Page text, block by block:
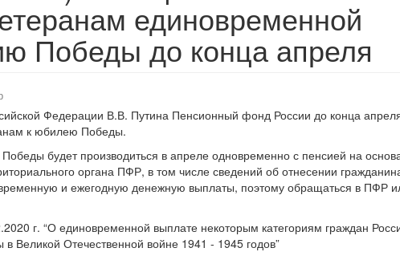
единовременной
Победы до конца апреля
Федерации В.В. Путина Пенсионный фонд России до конца
к юбилею Победы.
будет производиться в апреле одновременно с пенсией на
органа ПФР, в том числе сведений об отнесении
и ежегодную денежную выплаты, поэтому обращаться в ПФР
г. “О единовременной выплате некоторым категориям граждан
Великой Отечественной войне 1941 - 1945 годов”